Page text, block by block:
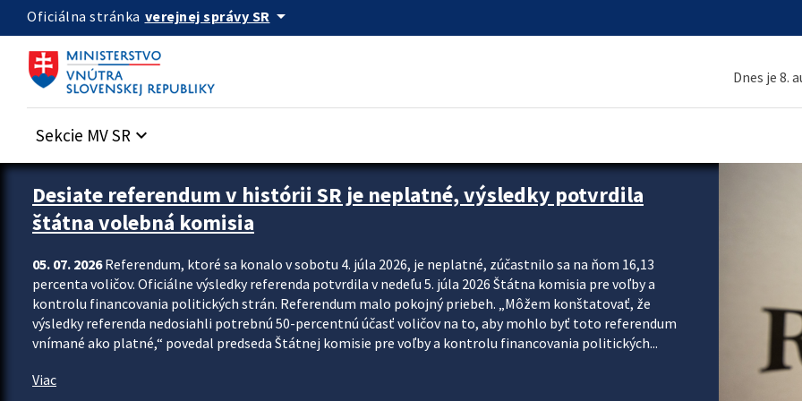
Preskocit na hlavný obsah
Oficiálna stránka verejnej správy SR arrow_drop_down
Dnes je 8.
Sekcie MV SR keyboard_arrow_down
Zastavit automatický posun upútavok
Desiate referendum v histórii SR je neplatné, výsledky potvrdila
štátna volebná komisia
05. 07. 2026Referendum, ktoré sa konalo v sobotu 4. júla 2026, je neplatné, zúčastnilo sa na ňom 16,13
percenta voličov. Oficiálne výsledky referenda potvrdila v nedeľu 5. júla 2026 Štátna komisia pre voľby a
kontrolu financovania politických strán. Referendum malo pokojný priebeh. „Môžem konštatovať, že
výsledky referenda nedosiahli potrebnú 50-percentnú účasť voličov na to, aby mohlo byť toto referendum
vnímané ako platné,“ povedal predseda Štátnej komisie pre voľby a kontrolu financovania politických...
Viac